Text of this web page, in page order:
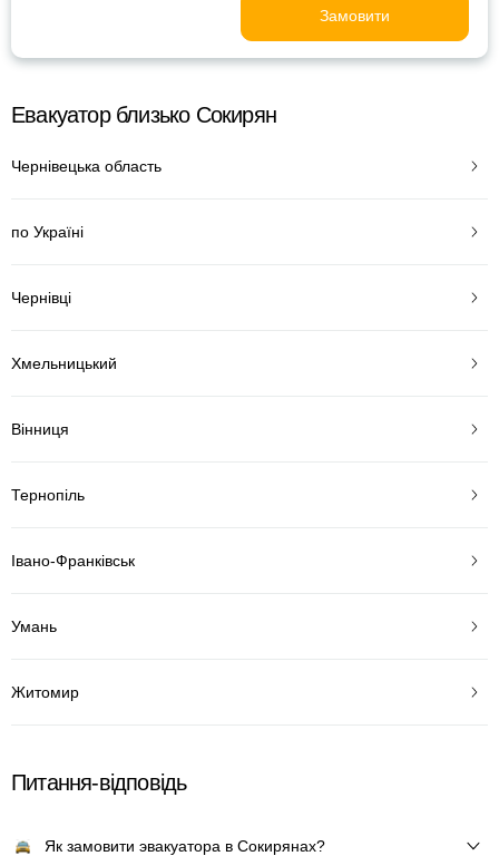
Замовити
Евакуатор близько Сокирян
Чернівецька область
по Україні
Чернівці
Хмельницький
Вінниця
Тернопіль
Івано-Франківськ
Умань
Житомир
Питання-відповідь
Як замовити эвакуатора в Сокирянах?